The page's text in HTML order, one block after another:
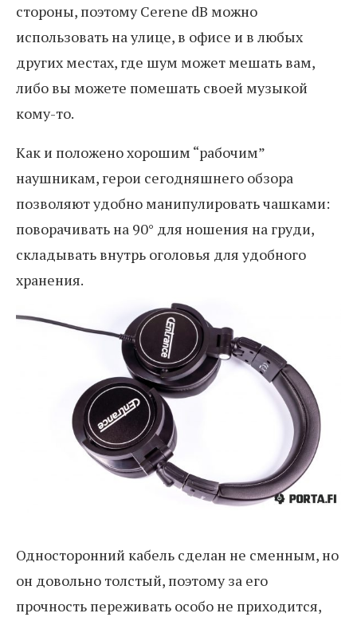
стороны, поэтому Cerene dB можно
использовать на улице, в офисе и в любых
других местах, где шум может мешать вам,
либо вы можете помешать своей музыкой
кому-то.
Как и положено хорошим “рабочим”
наушникам, герои сегодняшнего обзора
позволяют удобно манипулировать чашками:
поворачивать на 90° для ношения на груди,
складывать внутрь оголовья для удобного
хранения.
Односторонний кабель сделан не сменным, но
он довольно толстый, поэтому за его
прочность переживать особо не приходится,